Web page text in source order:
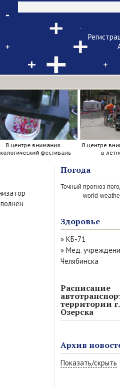
Чужой
Напомнить
В центре внимания.
фестиваль
В центре
в
Погода
world-
Здоровье
» КБ-71
» Мед.
Челябинска
Расписание
территории г.
Озерска
Архив
Показать/скрыть